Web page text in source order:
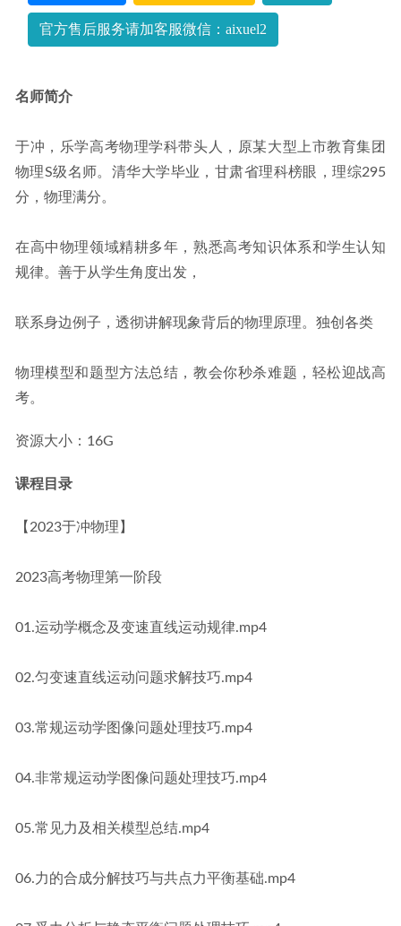
官方售后服务请加客服微信：aixuel2
名师简介
于冲，乐学高考物理学科带头人，原某大型上市教育集团
物理S级名师。清华大学毕业，甘肃省理科榜眼，理综295
分，物理满分。
在高中物理领域精耕多年，熟悉高考知识体系和学生认知
规律。善于从学生角度出发，
联系身边例子，透彻讲解现象背后的物理原理。独创各类
物理模型和题型方法总结，教会你秒杀难题，轻松迎战高
考。
资源大小：16G
课程目录
【2023于冲物理】
2023高考物理第一阶段
01.运动学概念及变速直线运动规律.mp4
02.匀变速直线运动问题求解技巧.mp4
03.常规运动学图像问题处理技巧.mp4
04.非常规运动学图像问题处理技巧.mp4
05.常见力及相关模型总结.mp4
06.力的合成分解技巧与共点力平衡基础.mp4